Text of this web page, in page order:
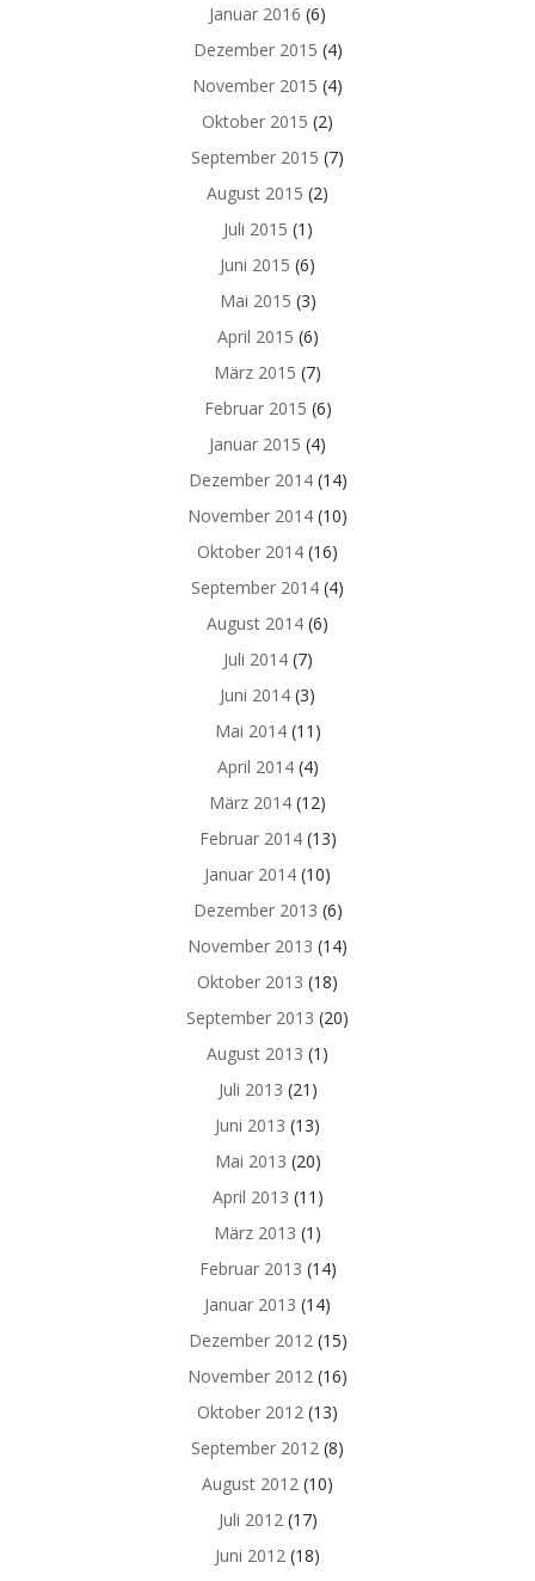
Januar 2016 (6)
Dezember 2015 (4)
November 2015 (4)
Oktober 2015 (2)
September 2015 (7)
August 2015 (2)
Juli 2015 (1)
Juni 2015 (6)
Mai 2015 (3)
April 2015 (6)
März 2015 (7)
Februar 2015 (6)
Januar 2015 (4)
Dezember 2014(14)
November 2014 (10)
Oktober 2014 (16)
September 2014 (4)
August 2014 (6)
Juli 2014(7)
Juni 2014 (3)
Mai 2014(11)
April 2014(4)
März 2014 (12)
Februar 2014(13)
Januar 2014 (10)
Dezember 2013 (6)
November 2013 (14)
Oktober 2013 (18)
September 2013 (20)
August 2013 (1)
Juli 2013 (21)
Juni 2013 (13)
Mai 2013 (20)
April 2013 (11)
März 2013 (1)
Februar 2013 (14)
Januar 2013 (14)
Dezember 2012 (15)
November 2012 (16)
Oktober 2012 (13)
September 2012 (8)
August 2012 (10)
Juli 2012 (17)
Juni 2012 (18)